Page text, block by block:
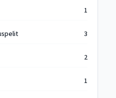
1
3
2
1